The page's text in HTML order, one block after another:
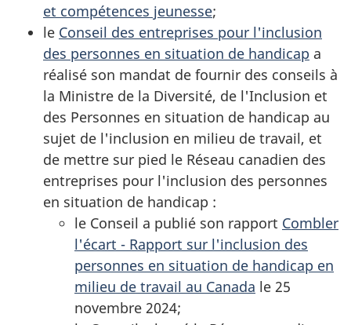
et compétences jeunesse;
le Conseil des entreprises pour l'inclusion
des personnes en situation de handicap a
réalisé son mandat de fournir des conseils à
la Ministre de la Diversité, de l'Inclusion et
des Personnes en situation de handicap au
sujet de l'inclusion en milieu de travail, et
de mettre sur pied le Réseau canadien des
entreprises pour l'inclusion des personnes
en situation de handicap :
le Conseil a publié son rapport Combler
l'écart - Rapport sur l'inclusion des
personnes en situation de handicap en
milieu de travail au Canada le 25
novembre 2024;